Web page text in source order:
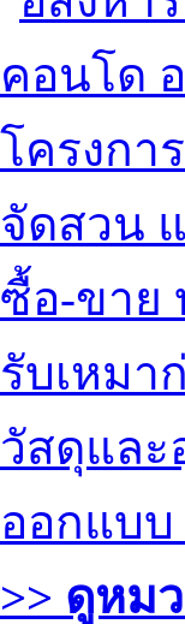
คอนโด
โครงกา
จัดสวน
ซื้อ-ขาย
รับเหมา
วัสดุและ
ออกแบ
>> ดูหม